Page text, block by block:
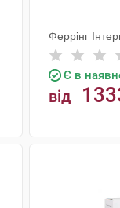
Феррінг
Є в
від